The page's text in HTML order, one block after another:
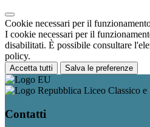
Cookie necessari per il
I cookie necessari per il
disabilitati. È possibile consultare
policy.
Accetta tutti Salva le preferenze
Liceo Classico
Contatti